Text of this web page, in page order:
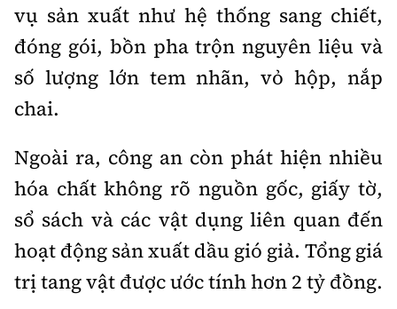
Email:bandoc@baoxaydung.vn
Cấm sao chép dưới mọi hình thức nếu không có sự
chấp thuận bằng văn bản.
Thông tin tòa
soạn
vụ sản xuất như hệ thống sang chiết,
đóng gói, bồn pha trộn nguyên liệu và
số lượng lớn tem nhãn, vỏ hộp, nắp
chai.
Ngoài ra, công an còn phát hiện nhiều
hóa chất không rõ nguồn gốc, giấy tờ,
sổ sách và các vật dụng liên quan đến
hoạt động sản xuất dầu gió giả. Tổng giá
trị tang vật được ước tính hơn 2 tỷ đồng.